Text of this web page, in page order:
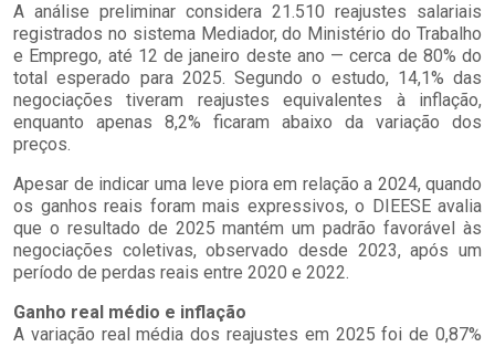
A análise preliminar considera 21.510 reajustes salariais
registrados no sistema Mediador, do Ministério do Trabalho
e Emprego, até 12 de janeiro deste ano — cerca de 80% do
total esperado para 2025. Segundo o estudo, 14,1% das
negociações tiveram reajustes equivalentes à inflação,
enquanto apenas 8,2% ficaram abaixo da variação dos
preços.
Apesar de indicar uma leve piora em relação a 2024, quando
os ganhos reais foram mais expressivos, o DIEESE avalia
que o resultado de 2025 mantém um padrão favorável às
negociações coletivas, observado desde 2023, após um
período de perdas reais entre 2020 e 2022.
Ganho real médio e inflação
A variação real média dos reajustes em 2025 foi de 0,87%